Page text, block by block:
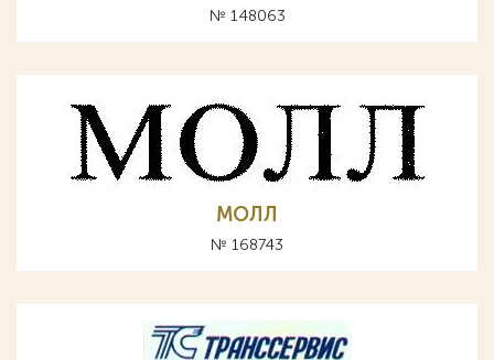
№ 148063
МОЛЛ
№ 168743